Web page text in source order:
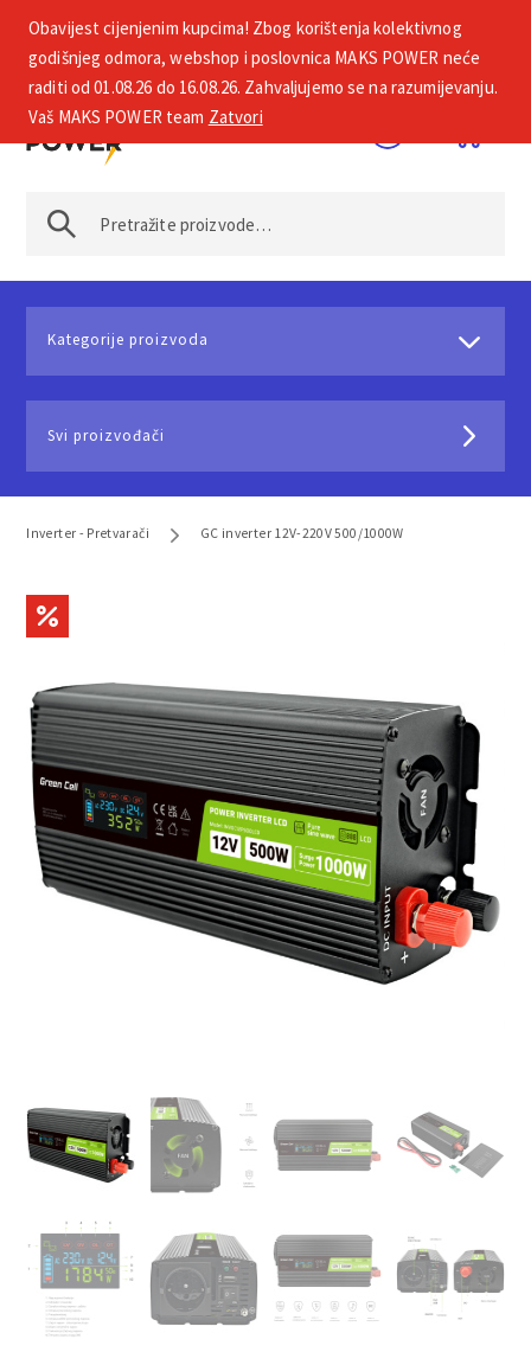
+385 1 2002 575
Kategorije proizvoda
Svi proizvođači
Inverter - Pretvarači GC inverter 12V-220V 500/1000W
Obavijest cijenjenim kupcima! Zbog korištenja kolektivnog
godišnjeg odmora, webshop i poslovnica MAKS POWER neće
raditi od 01.08.26 do 16.08.26. Zahvaljujemo se na razumijevanju.
Vaš MAKS POWER team Zatvori